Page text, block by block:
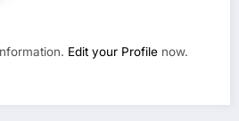
Edit your Profile now.